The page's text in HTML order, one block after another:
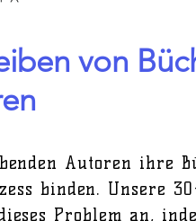
von
Autoren ihre
binden. Unsere
Problem an,